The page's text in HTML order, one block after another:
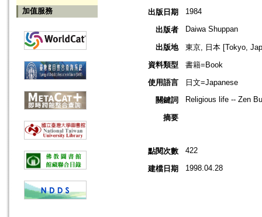
加值服務 出版日期 1984
出版者 Daiwa Shuppan
出版地
東京, 日本 [Tokyo,
資料類型
書籍=Book
使用語言
日文=Japanese
關鍵詞
Religious life -- Zen
摘要
點閱次數 422
建檔日期 1998.04.28